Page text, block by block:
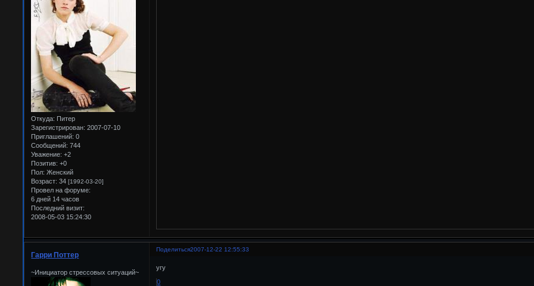
Откуда: Питер
Зарегистрирован: 2007-07-10
Приглашений: 0
Сообщений: 744
Уважение: +2
Позитив: +0
Пол: Женский
Возраст: 34[1992-03-20]
Провел на форуме:
6 дней 14 часов
Последний визит:
2008-05-03 15:24:30
Поделиться2007-12-22 12:55:33
Гарри Поттер
~Инициатор стрессовых ситуаций~
угу
0